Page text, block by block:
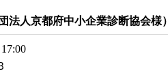
法人京都府中小企業診断協会様）
17:00